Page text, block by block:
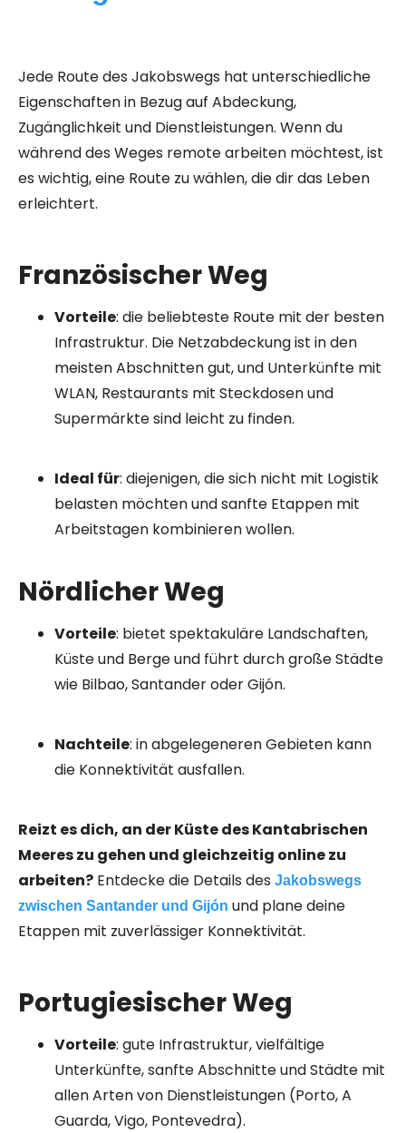
Jede Route des Jakobswegs hat unterschiedliche
Eigenschaften in Bezug auf Abdeckung,
Zugänglichkeit und Dienstleistungen. Wenn du
während des Weges remote arbeiten möchtest, ist
es wichtig, eine Route zu wählen, die dir das Leben
erleichtert.
Französischer Weg
Vorteile: die beliebteste Route mit der besten
Infrastruktur. Die Netzabdeckung ist in den
meisten Abschnitten gut, und Unterkünfte mit
WLAN, Restaurants mit Steckdosen und
Supermärkte sind leicht zu finden.
Ideal für: diejenigen, die sich nicht mit Logistik
belasten möchten und sanfte Etappen mit
Arbeitstagen kombinieren wollen.
Nördlicher Weg
Vorteile: bietet spektakuläre Landschaften,
Küste und Berge und führt durch große Städte
wie Bilbao, Santander oder Gijón.
Nachteile: in abgelegeneren Gebieten kann
die Konnektivität ausfallen.
Reizt es dich, an der Küste des Kantabrischen
Meeres zu gehen und gleichzeitig online zu
arbeiten? Entdecke die Details des Jakobswegs
zwischen Santander und Gijón und plane deine
Etappen mit zuverlässiger Konnektivität.
Portugiesischer Weg
Vorteile: gute Infrastruktur, vielfältige
Unterkünfte, sanfte Abschnitte und Städte mit
allen Arten von Dienstleistungen (Porto, A
Guarda, Vigo, Pontevedra).